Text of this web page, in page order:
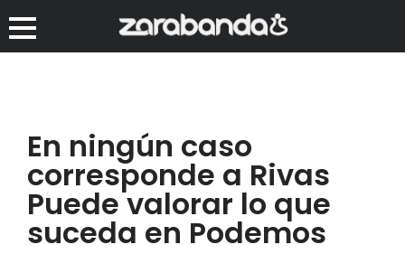
En ningún caso
corresponde a Rivas
Puede valorar lo que
suceda en Podemos